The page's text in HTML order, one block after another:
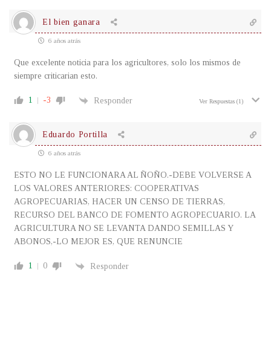
El bien ganara
6 años atrás
Que excelente noticia para los agricultores, solo los mismos de
siempre criticarian esto.
1 -3 Responder Ver Respuestas (1)
Eduardo Portilla
6 años atrás
ESTO NO LE FUNCIONARA AL ÑOÑO.-DEBE VOLVERSE A
LOS VALORES ANTERIORES: COOPERATIVAS
AGROPECUARIAS, HACER UN CENSO DE TIERRAS,
RECURSO DEL BANCO DE FOMENTO AGROPECUARIO. LA
AGRICULTURA NO SE LEVANTA DANDO SEMILLAS Y
ABONOS,-LO MEJOR ES, QUE RENUNCIE
1 0 Responder